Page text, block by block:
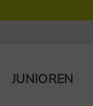
JUNIOREN